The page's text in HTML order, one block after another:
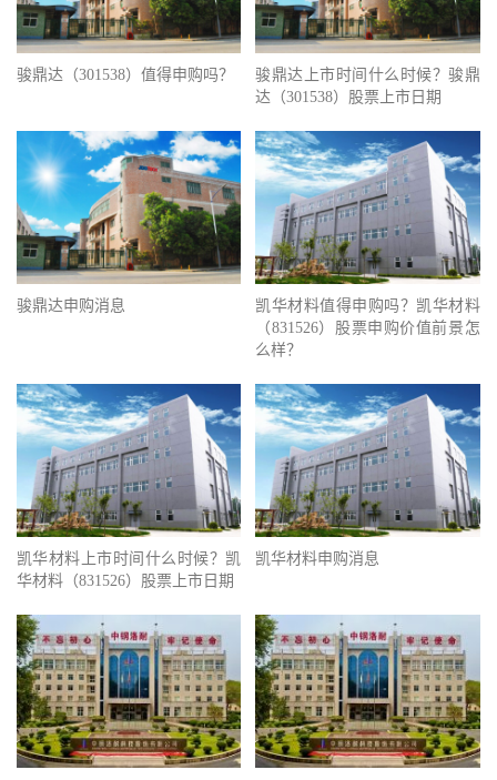
骏鼎达（301538）值得申购吗？
骏鼎达上市时间什么时候？骏鼎
达（301538）股票上市日期
骏鼎达申购消息
凯华材料值得申购吗？凯华材料
（831526）股票申购价值前景怎
么样？
凯华材料上市时间什么时候？凯
华材料（831526）股票上市日期
凯华材料申购消息